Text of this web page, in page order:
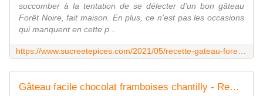
succomber à la tentation de se délecter d'un bon gâteau
Forêt Noire, fait maison. En plus, ce n'est pas les occasions
qui manquent en cette p...
Gâteau facile chocolat framboises chantilly - Recette en vidéo - www.sucreetepices.com